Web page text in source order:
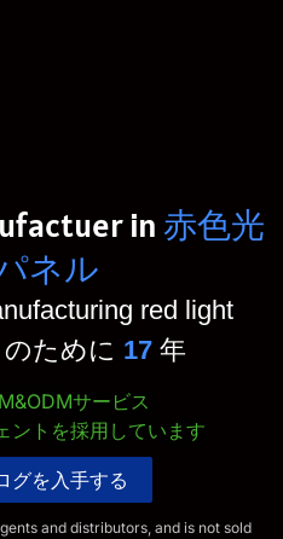
in 赤色光
ネル
red light
のために 17年
サービス
ントを採用しています
グを入手する
and distributors, and is not sold